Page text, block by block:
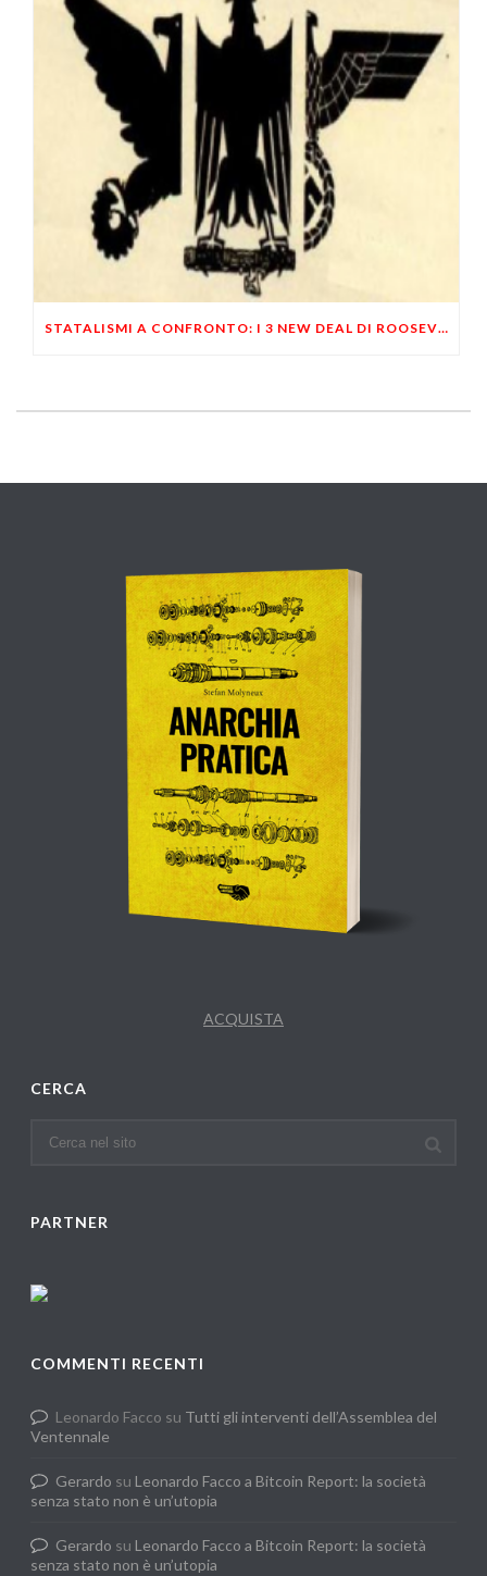
STATALISMI A CONFRONTO: I 3 NEW DEAL DI ROOSEVELT, MUSSOLINI E HITLER
ACQUISTA
CERCA
PARTNER
COMMENTI RECENTI
Leonardo Facco su Tutti gli interventi dell’Assemblea del
Ventennale
Gerardo su Leonardo Facco a Bitcoin Report: la società
senza stato non è un’utopia
Gerardo su Leonardo Facco a Bitcoin Report: la società
senza stato non è un’utopia